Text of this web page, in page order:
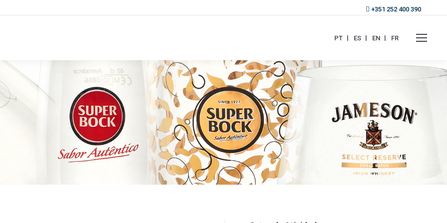
+351 252 400 390
PT ES EN FR